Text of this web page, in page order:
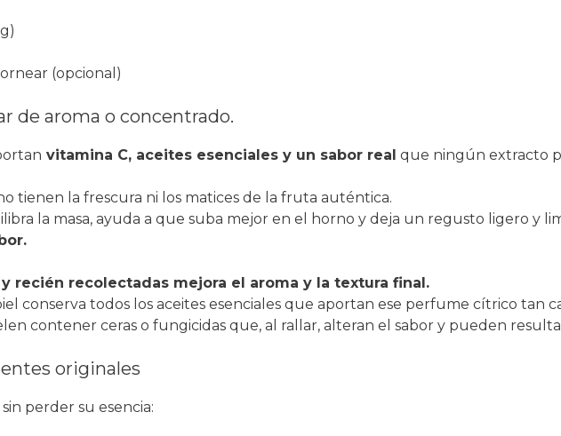
(opcional)
de aroma o concentrado.
vitamina C, aceites esenciales y un sabor real que ningún extracto
tienen la frescura ni los matices de la fruta auténtica.
la masa, ayuda a que suba mejor en el horno y deja un regusto ligero y
recién recolectadas mejora el aroma y la textura final.
conserva todos los aceites esenciales que aportan ese perfume cítrico tan
contener ceras o fungicidas que, al rallar, alteran el sabor y pueden
originales
perder su esencia: